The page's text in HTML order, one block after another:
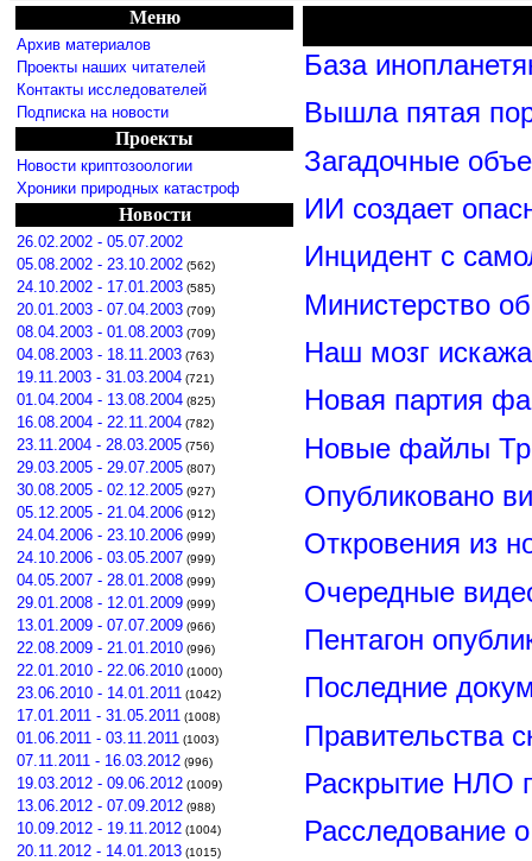
Меню
Архив материалов
Проекты наших читателей
Контакты исследователей
Подписка на новости
Проекты
Новости криптозоологии
Хроники природных катастроф
Новости
26.02.2002 - 05.07.2002
05.08.2002 - 23.10.2002 (562)
24.10.2002 - 17.01.2003 (585)
20.01.2003 - 07.04.2003 (709)
08.04.2003 - 01.08.2003 (709)
04.08.2003 - 18.11.2003 (763)
19.11.2003 - 31.03.2004 (721)
01.04.2004 - 13.08.2004 (825)
16.08.2004 - 22.11.2004 (782)
23.11.2004 - 28.03.2005 (756)
29.03.2005 - 29.07.2005 (807)
30.08.2005 - 02.12.2005 (927)
05.12.2005 - 21.04.2006 (912)
24.04.2006 - 23.10.2006 (999)
24.10.2006 - 03.05.2007 (999)
04.05.2007 - 28.01.2008 (999)
29.01.2008 - 12.01.2009 (999)
13.01.2009 - 07.07.2009 (966)
22.08.2009 - 21.01.2010 (996)
22.01.2010 - 22.06.2010 (1000)
23.06.2010 - 14.01.2011 (1042)
17.01.2011 - 31.05.2011 (1008)
01.06.2011 - 03.11.2011 (1003)
07.11.2011 - 16.03.2012 (996)
19.03.2012 - 09.06.2012 (1009)
13.06.2012 - 07.09.2012 (988)
10.09.2012 - 19.11.2012 (1004)
20.11.2012 - 14.01.2013 (1015)
База
Вышла пятая
Загадочные
ИИ создает
Инцидент с
Министерство
Наш мозг
Новая партия
Новые файлы
Опубликовано
Откровения из
Очередные
Пентагон
Последние
Правительства
Раскрытие НЛО
Расследование